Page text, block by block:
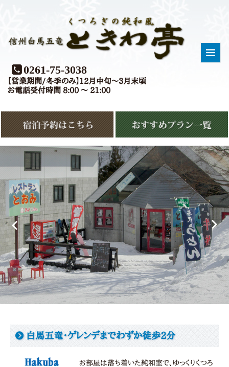
0261-75-3038
【営業期間/冬季のみ】12月中旬〜3月末頃
お電話受付時間 8:00 〜 21:00
白馬五竜・ゲレンデまでわずか徒歩2分
お部屋は落ち着いた純和室で、ゆっくりくつろ